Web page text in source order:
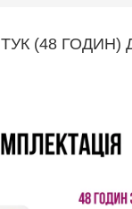
(48 ГОДИН)